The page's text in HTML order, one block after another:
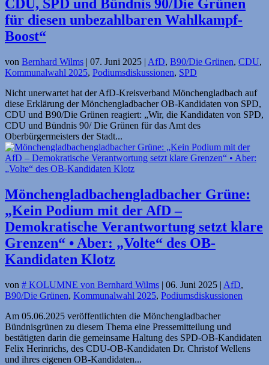
CDU, SPD und Bündnis 90/Die Grünen
für diesen unbezahlbaren Wahlkampf-
Boost“
von Bernhard Wilms | 07. Juni 2025 | AfD, B90/Die Grünen, CDU,
Kommunalwahl 2025, Podiumsdiskussionen, SPD
Nicht unerwartet hat der AfD-Kreisverband Mönchengladbach auf
diese Erklärung der Mönchengladbacher OB-Kandidaten von SPD,
CDU und B90/Die Grünen reagiert: „Wir, die Kandidaten von SPD,
CDU und Bündnis 90/ Die Grünen für das Amt des
Oberbürgermeisters der Stadt...
Mönchengladbachengladbacher Grüne:
„Kein Podium mit der AfD –
Demokratische Verantwortung setzt klare
Grenzen“ • Aber: „Volte“ des OB-
Kandidaten Klotz
von # KOLUMNE von Bernhard Wilms | 06. Juni 2025 | AfD,
B90/Die Grünen, Kommunalwahl 2025, Podiumsdiskussionen
Am 05.06.2025 veröffentlichten die Mönchengladbacher
Bündnisgrünen zu diesem Thema eine Pressemitteilung und
bestätigten darin die gemeinsame Haltung des SPD-OB-Kandidaten
Felix Herinrichs, des CDU-OB-Kandidaten Dr. Christof Wellens
und ihres eigenen OB-Kandidaten...